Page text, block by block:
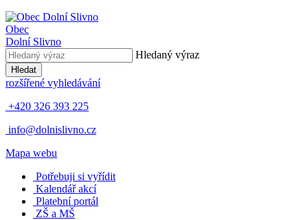
Obec
Dolní Slivno
Hledaný výraz
Hledat
rozšířené vyhledávání
+420 326 393 225
info@dolnislivno.cz
Mapa webu
Potřebuji si vyřídit
Kalendář akcí
Platební portál
ZŠ a MŠ